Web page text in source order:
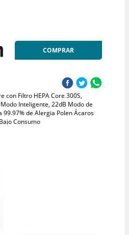
COMPRAR
con Filtro HEPA Core 300S,
Inteligente, 22dB Modo de
99.97% de Alergia Polen Ácaros
Consumo